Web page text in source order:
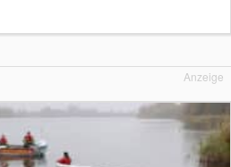
Anzeige